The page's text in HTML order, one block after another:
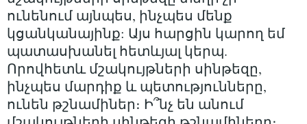
ունենում այնպես, ինչպես մենք
կցանկանայինք: Այս հարցին կարող եմ
պատասխանել հետևյալ կերպ.
Որովհետև մշակույթների սինթեզը,
ինչպես մարդիք և պետությունները,
ունեն թշնամիներ։ Ի՞նչ են անում